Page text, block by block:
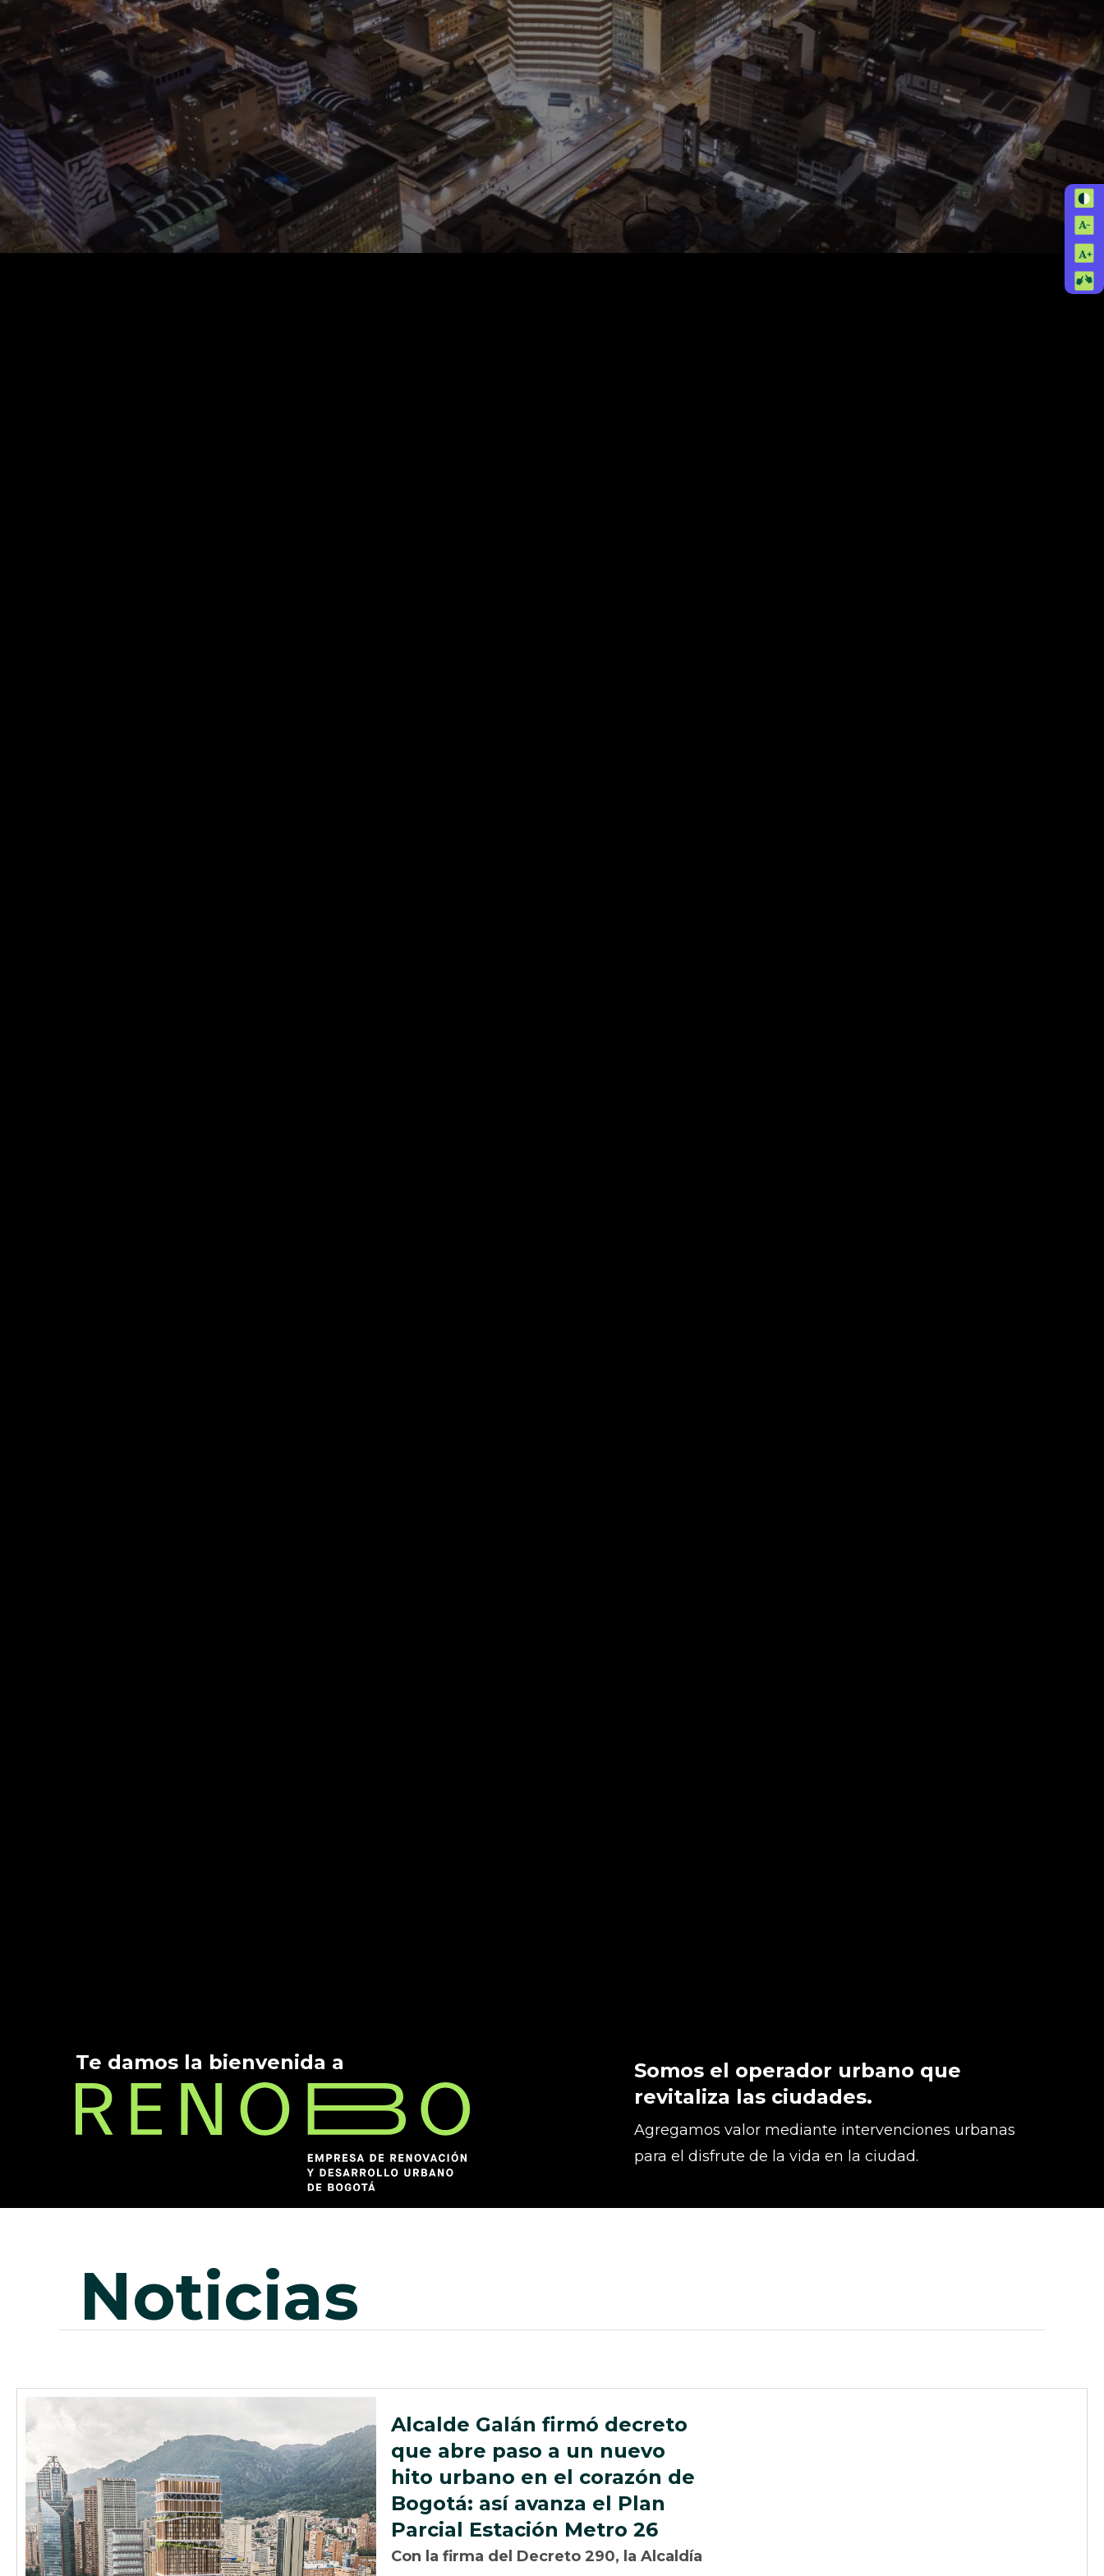
Te damos la bienvenida a
Somos el operador urbano que
revitaliza las ciudades.
Agregamos valor mediante intervenciones urbanas
para el disfrute de la vida en la ciudad.
noticias
Alcalde Galán firmó decreto
que abre paso a un nuevo
hito urbano en el corazón de
Bogotá: así avanza el Plan
Parcial Estación Metro 26
Con la firma del Decreto 290, la Alcaldía